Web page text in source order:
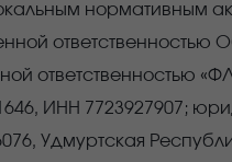
нормативным
ответственностью
ответственностью
ИНН 7723927907;
Удмуртская